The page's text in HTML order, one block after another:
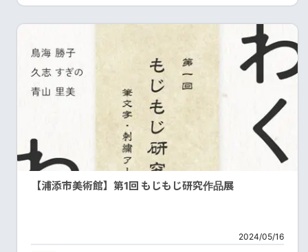
【浦添市美術館】第1回 もじもじ研究作品展
2024/05/16